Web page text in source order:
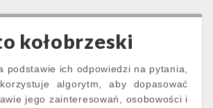
kołobrzeski
ich odpowiedzi na pytania,
algorytm, aby dopasować
jego zainteresowań, osobowości i